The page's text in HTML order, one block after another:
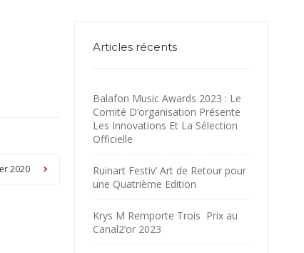
2020
Articles récents
Balafon Music Awards 2023 : Le
Comité D’organisation Présente
Les Innovations Et La Sélection
Officielle
Ruinart Festiv’ Art de Retour pour
une Quatrième Edition
Krys M Remporte Trois Prix au
Canal2’or 2023